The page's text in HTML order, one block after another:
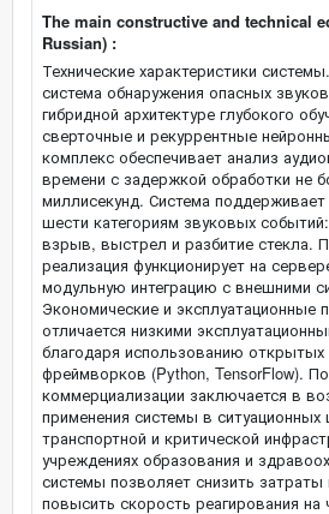
The main constructive and technical
Russian) :
Технические характеристики
система обнаружения опасных
гибридной архитектуре глубокого
сверточные и рекуррентные
комплекс обеспечивает анализ
времени с задержкой обработки не
миллисекунд. Система
шести категориям звуковых
взрыв, выстрел и разбитие стекла.
реализация функционирует на
модульную интеграцию с внешними
Экономические и эксплуатационные
отличается низкими
благодаря использованию открытых
фреймворков (Python, TensorFlow).
коммерциализации заключается в
применения системы в ситуационных
транспортной и критической
учреждениях образования и
системы позволяет снизить затраты
повысить скорость реагирования